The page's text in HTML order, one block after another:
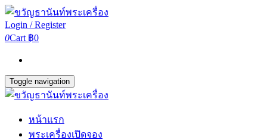
Login / Register
0Cart ฿0
Toggle navigation
หน้าแรก
พระเครื่องเปิดจอง